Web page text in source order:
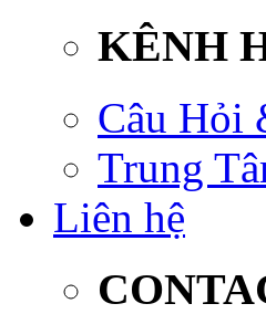
KÊNH
Câu Hỏi
Trung
Liên hệ